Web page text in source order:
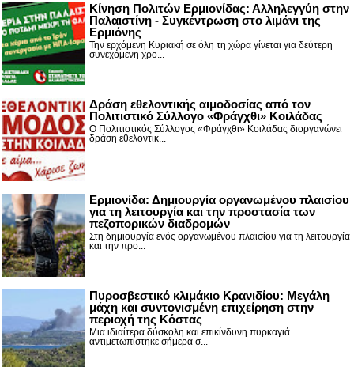
Κίνηση Πολιτών Ερμιονίδας: Αλληλεγγύη στην
Παλαιστίνη - Συγκέντρωση στο λιμάνι της
Ερμιόνης
Την ερχόμενη Κυριακή σε όλη τη χώρα γίνεται για δεύτερη
συνεχόμενη χρο...
Δράση εθελοντικής αιμοδοσίας από τον
Πολιτιστικό Σύλλογο «Φράγχθι» Κοιλάδας
Ο Πολιτιστικός Σύλλογος «Φράγχθι» Κοιλάδας διοργανώνει
δράση εθελοντικ...
Ερμιονίδα: Δημιουργία οργανωμένου πλαισίου
για τη λειτουργία και την προστασία των
πεζοπορικών διαδρομών
Στη δημιουργία ενός οργανωμένου πλαισίου για τη λειτουργία
και την προ...
Πυροσβεστικό κλιμάκιο Κρανιδίου: Μεγάλη
μάχη και συντονισμένη επιχείρηση στην
περιοχή της Κόστας
Μια ιδιαίτερα δύσκολη και επικίνδυνη πυρκαγιά
αντιμετωπίστηκε σήμερα σ...